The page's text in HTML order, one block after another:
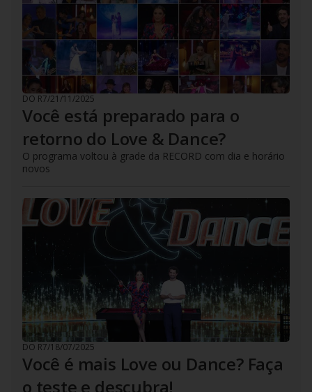
DO R7/21/11/2025
Você está preparado para o
retorno do Love & Dance?
O programa voltou à grade da RECORD com dia e horário
novos
DO R7/18/07/2025
Você é mais Love ou Dance? Faça
o teste e descubra!